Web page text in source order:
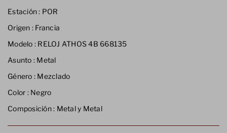
Estación : POR
Origen : Francia
Modelo : RELOJ ATHOS 4B 668135
Asunto : Metal
Género : Mezclado
Color :Negro
Composición : Metal y Metal